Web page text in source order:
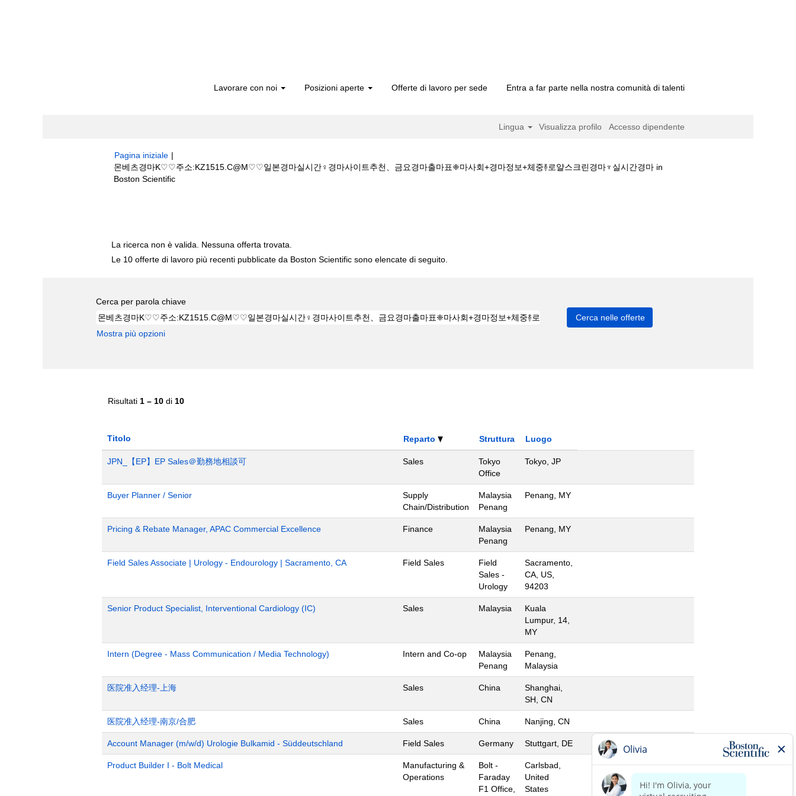
Lavorare con noi Posizioni aperte Offerte di lavoro per sede Entra a far parte nella nostra comunità di talenti
Lingua Visualizza profilo Accesso dipendente
Pagina iniziale |
몬베츠경마K♡♡주소:KZ1515.C@M♡♡일본경마실시간♀경마사이트추천、금요경마출마표❈마사회+경마정보+체중࿈로얄스크린경마♆실시간경마 in
Boston Scientific(pagina
La ricerca non è valida. Nessuna offerta trovata.
Le 10 offerte di lavoro più recenti pubblicate da Boston Scientific sono elencate di seguito.
Cerca per parola chiave
Mostra più opzioni
Risultati 1 – 10 di 10
Titolo Reparto Struttura Luogo
JPN_【EP】EP Sales＠勤務地相談可 Sales
Tokyo
Office
Tokyo, JP
Buyer Planner / Senior
Supply
Chain/Distribution
Malaysia
Penang
Penang, MY
Pricing & Rebate Manager, APAC Commercial Excellence Finance
Malaysia
Penang
Penang, MY
Field Sales Associate | Urology - Endourology | Sacramento, CA Field Sales
Field
Sales -
Urology
Sacramento,
CA, US,
94203
Senior Product Specialist, Interventional Cardiology (IC) Sales Malaysia
Kuala
Lumpur, 14,
MY
Intern (Degree - Mass Communication / Media Technology) Intern and Co-op
Malaysia
Penang
Penang,
Malaysia
医院准入经理-上海 Sales China
Shanghai,
SH, CN
医院准入经理-南京/合肥 Sales China Nanjing, CN
Account Manager (m/w/d) Urologie Bulkamid - Süddeutschland Field Sales Germany Stuttgart, DE
Product Builder I - Bolt Medical
Manufacturing &
Operations
Bolt -
Faraday
F1 Office,
Carlsbad,
United
States